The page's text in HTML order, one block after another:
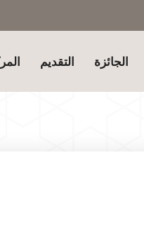
الجائزة التقديم